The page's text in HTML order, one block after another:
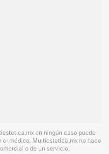
en ningún caso puede
médico. Multiestetica.mx no hace
o de un servicio.